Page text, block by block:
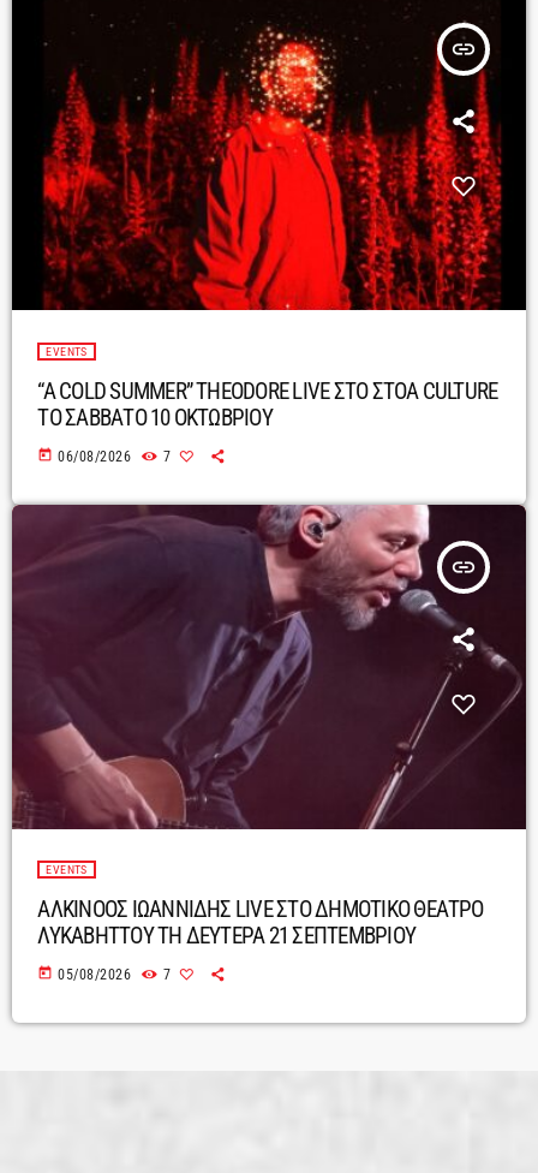
insert_link
EVENTS
“A COLD SUMMER” THEODORE LIVE ΣΤΟ ΣΤΟΑ CULTURE
ΤΟ ΣΑΒΒΑΤΟ 10 ΟΚΤΩΒΡΙΟΥ
today 06/08/2026 7
insert_link
EVENTS
ΑΛΚΙΝΟΟΣ ΙΩΑΝΝΙΔΗΣ LIVE ΣΤΟ ΔΗΜΟΤΙΚΟ ΘΕΑΤΡΟ
ΛΥΚΑΒΗΤΤΟΥ ΤΗ ΔΕΥΤΕΡΑ 21 ΣΕΠΤΕΜΒΡΙΟΥ
today 05/08/2026 7